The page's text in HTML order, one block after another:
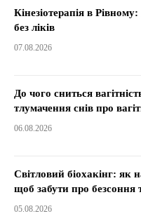
Кінезіотерапія в
без ліків
07.08.2026
До чого сниться
тлумачення снів про
06.08.2026
Світловий біохакінг: як
щоб забути про безсоння
05.08.2026